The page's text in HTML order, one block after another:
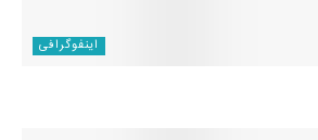
اینفوگرافی